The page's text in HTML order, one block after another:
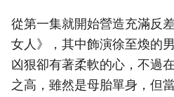
從第一集就開始營造充滿反
女人》，其中飾演徐至煥的
凶狠卻有著柔軟的心，不過
之高，雖然是母胎單身，但